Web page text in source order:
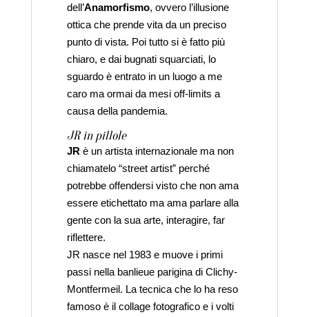
dell’Anamorfismo, ovvero l’illusione
ottica che prende vita da un preciso
punto di vista. Poi tutto si è fatto più
chiaro, e dai bugnati squarciati, lo
sguardo è entrato in un luogo a me
caro ma ormai da mesi off-limits a
causa della pandemia.
JR in pillole
JR è un artista internazionale ma non
chiamatelo “street artist” perché
potrebbe offendersi visto che non ama
essere etichettato ma ama parlare alla
gente con la sua arte, interagire, far
riflettere.
JR nasce nel 1983 e muove i primi
passi nella banlieue parigina di Clichy-
Montfermeil. La tecnica che lo ha reso
famoso è il collage fotografico e i volti